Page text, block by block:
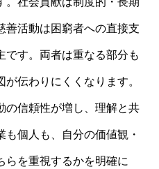
善活動は困窮者への直接支
です。両者は重なる部分も
伝わりにくくなります。
の信頼性が増し、理解と共
個人も、自分の価値観・
らを重視するかを明確に